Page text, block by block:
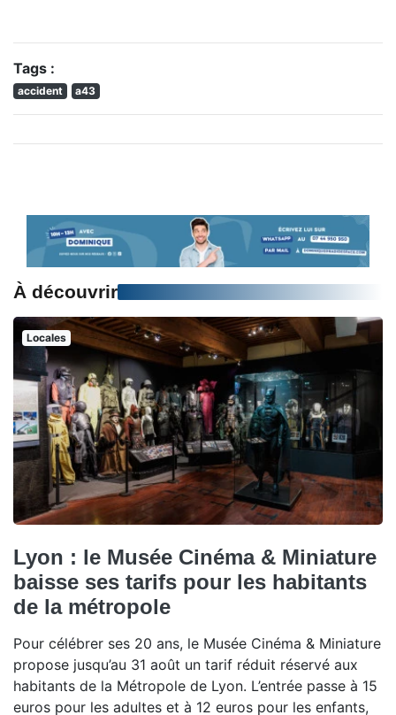
Tags :
accident a43
À découvrir
Locales
Lyon : le Musée Cinéma & Miniature
baisse ses tarifs pour les habitants
de la métropole
Pour célébrer ses 20 ans, le Musée Cinéma & Miniature
propose jusqu’au 31 août un tarif réduit réservé aux
habitants de la Métropole de Lyon. L’entrée passe à 15
euros pour les adultes et à 12 euros pour les enfants,